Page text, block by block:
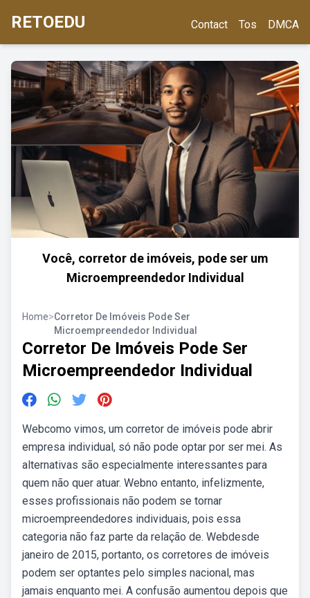
RETOEDU Contact Tos DMCA
Você, corretor de imóveis, pode ser um
Microempreendedor Individual
Home>Corretor De Imóveis Pode Ser
Microempreendedor Individual
Corretor De Imóveis Pode Ser
Microempreendedor Individual
Webcomo vimos, um corretor de imóveis pode abrir
empresa individual, só não pode optar por ser mei. As
alternativas são especialmente interessantes para
quem não quer atuar. Webno entanto, infelizmente,
esses profissionais não podem se tornar
microempreendedores individuais, pois essa
categoria não faz parte da relação de. Webdesde
janeiro de 2015, portanto, os corretores de imóveis
podem ser optantes pelo simples nacional, mas
jamais enquanto mei. A confusão aumentou depois que